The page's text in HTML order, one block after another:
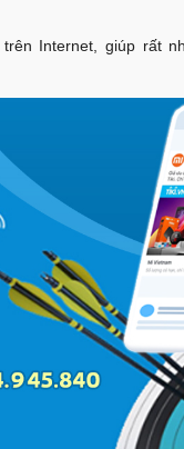
Internet, giúp rất